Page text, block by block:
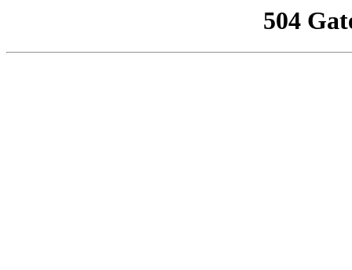
504